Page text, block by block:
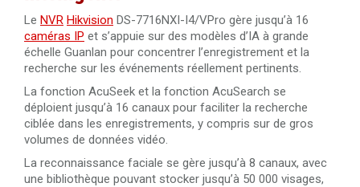
Câble RJ45 Cat. 6 UTP intérieur 305 mètres 100% cuivre
LSZH haute performance Dahua PFM923I-6UN-C
Câble RJ45 Cat.6 UTP extérieur 305 mètres 100% cuivre
Câble HDMI 2.0 amplifié 30 mètres Ultra HD 4K
HD 3840x2160@60Hz
Câble HDMI 2.0 de 100 mètres en fibre optique 4K Ultra
HD 3840x2160@60Hz
Le NVR Hikvision DS-7716NXI-I4/VPro gère jusqu’à 16
caméras IP et s’appuie sur des modèles d’IA à grande
échelle Guanlan pour concentrer l’enregistrement et la
recherche sur les événements réellement pertinents.
La fonction AcuSeek et la fonction AcuSearch se
déploient jusqu’à 16 canaux pour faciliter la recherche
ciblée dans les enregistrements, y compris sur de gros
volumes de données vidéo.
La reconnaissance faciale se gère jusqu’à 8 canaux, avec
une bibliothèque pouvant stocker jusqu’à 50 000 visages,